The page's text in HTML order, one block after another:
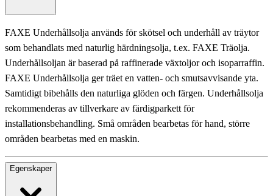
FAXE Underhållsolja används för skötsel och underhåll av träytor
som behandlats med naturlig härdningsolja, t.ex. FAXE Träolja.
Underhållsoljan är baserad på raffinerade växtoljor och isoparraffin.
FAXE Underhållsolja ger träet en vatten- och smutsavvisande yta.
Samtidigt bibehålls den naturliga glöden och färgen. Underhållsolja
rekommenderas av tillverkare av färdigparkett för
installationsbehandling. Små områden bearbetas för hand, större
områden bearbetas med en maskin.
Egenskaper